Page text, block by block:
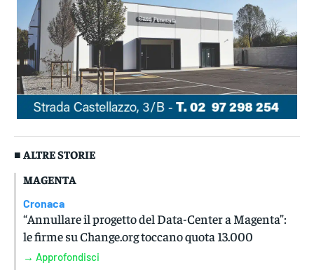
■ ALTRE STORIE
MAGENTA
Cronaca
“Annullare il progetto del Data-Center a Magenta”:
le firme su Change.org toccano quota 13.000
→ Approfondisci